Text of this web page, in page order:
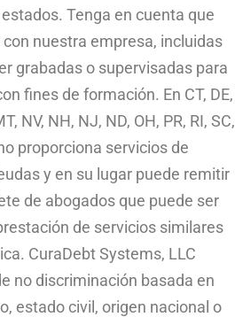
Tenga en cuenta que
nuestra empresa, incluidas
grabadas o supervisadas para
fines de formación. En CT, DE,
NV, NH, NJ, ND, OH, PR, RI, SC,
proporciona servicios de
y en su lugar puede remitir
de abogados que puede ser
de servicios similares
CuraDebt Systems, LLC
no discriminación basada en
estado civil, origen nacional o